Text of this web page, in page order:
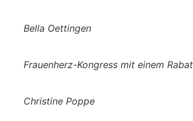
Bella Oettingen
Frauenherz-Kongress mit einem
Christine Poppe